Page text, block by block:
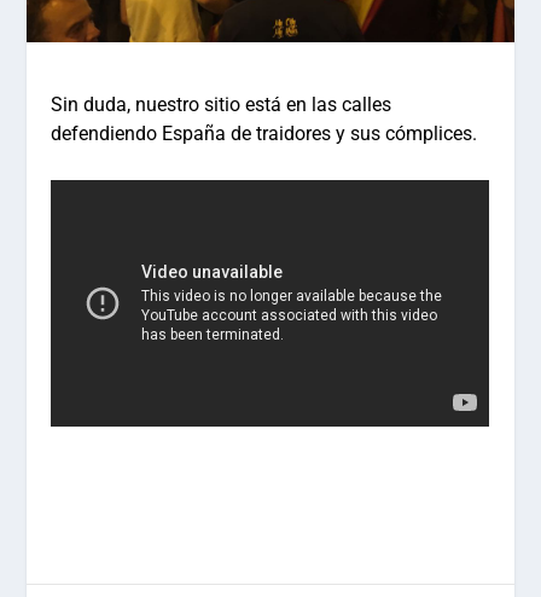
Sin duda, nuestro sitio está en las calles
defendiendo España de traidores y sus cómplices.